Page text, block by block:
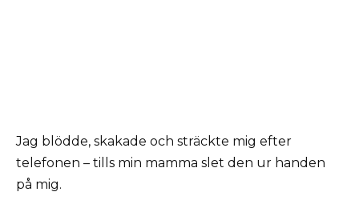
Jag blödde, skakade och sträckte mig efter
telefonen – tills min mamma slet den ur handen
på mig.